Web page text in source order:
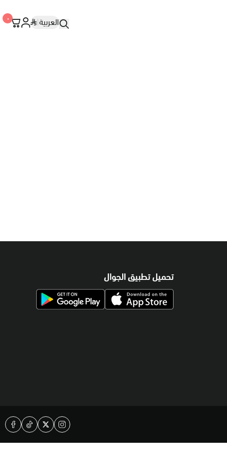
العربية| ٠
تحميل تطبيق الجوال